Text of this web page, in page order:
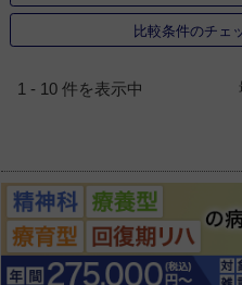
比較条件のチェ
1 - 10 件を表示中